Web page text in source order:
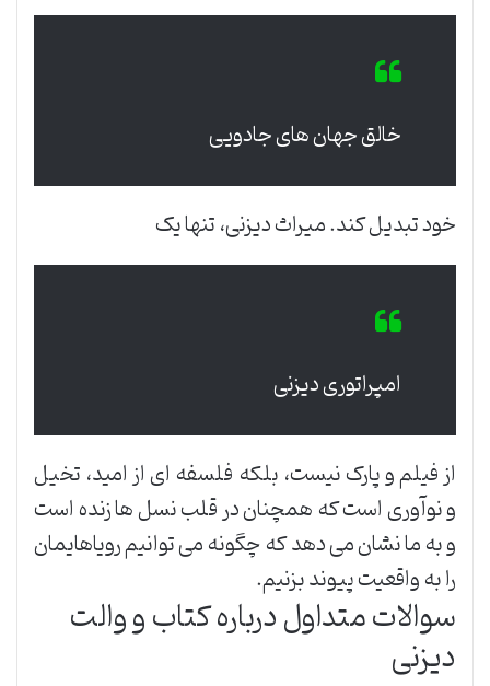
خالق جهان های جادویی
خود تبدیل کند. میراث دیزنی، تنها یک
امپراتوری دیزنی
از فیلم و پارک نیست، بلکه فلسفه ای از امید، تخیل
و نوآوری است که همچنان در قلب نسل ها زنده است
و به ما نشان می دهد که چگونه می توانیم رویاهایمان
را به واقعیت پیوند بزنیم.
سوالات متداول درباره کتاب و والت
دیزنی